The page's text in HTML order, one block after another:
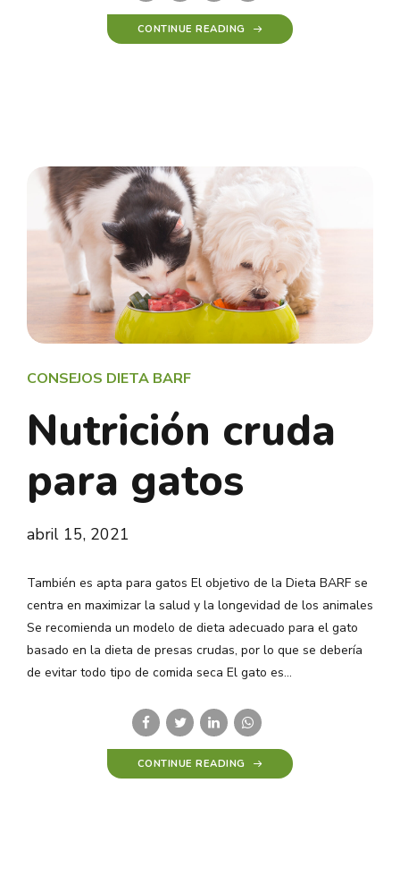
CONTINUE READING
CONSEJOS DIETA BARF
Nutrición cruda
para gatos
abril 15, 2021
También es apta para gatos El objetivo de la Dieta BARF se
centra en maximizar la salud y la longevidad de los animales
Se recomienda un modelo de dieta adecuado para el gato
basado en la dieta de presas crudas, por lo que se debería
de evitar todo tipo de comida seca El gato es...
CONTINUE READING